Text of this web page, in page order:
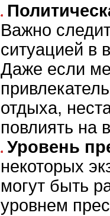
Важно
ситуацией в
Даже если
отдыха,
повлиять на
Уровень
некоторых
могут быть
уровнем